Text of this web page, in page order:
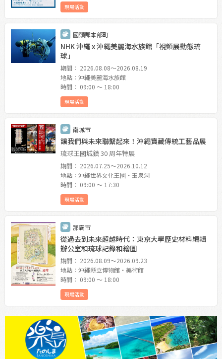
現場活動
國頭郡本部町
NHK 沖繩 x 沖繩美麗海水族館「視頻展動態琉
球」
期間： 2026.08.08〜2026.08.19
地點：沖繩美麗海水族館
時間： 09:00 〜 18:00
現場活動
南城市
讓我們與未來聯繫起來！沖繩寶藏傳統工藝品展
琉球王國城鎮 30 周年特展
期間： 2026.07.25〜2026.10.12
地點：沖繩世界文化王國・玉泉洞
時間： 09:00 〜 17:30
現場活動
那霸市
從過去到未來超越時代：東京大學歷史材料編輯
辦公室和琉球記錄和繪圖
期間： 2026.08.09〜2026.09.23
地點：沖繩縣立博物館・美術館
時間： 09:00 〜 18:00
現場活動